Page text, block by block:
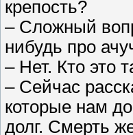
крепость?
– Сложный
нибудь про
– Нет. Кто это
– Сейчас
которые нам
долг. Смерть